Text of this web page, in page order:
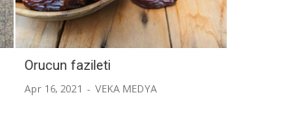
Orucun fazileti
Apr 16, 2021 - VEKA MEDYA